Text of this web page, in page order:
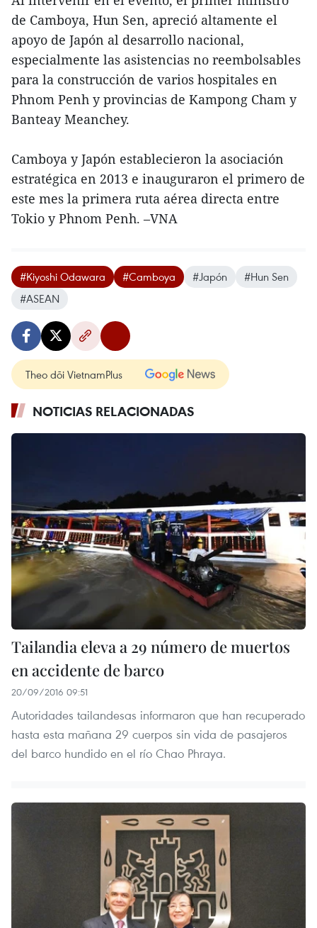
de Camboya, Hun Sen, apreció altamente el
apoyo de Japón al desarrollo nacional,
especialmente las asistencias no reembolsables
para la construcción de varios hospitales en
Phnom Penh y provincias de Kampong Cham y
Banteay Meanchey.
Camboya y Japón establecieron la asociación
estratégica en 2013 e inauguraron el primero de
este mes la primera ruta aérea directa entre
Tokio y Phnom Penh. –VNA
#Kiyoshi Odawara #Camboya #Japón
#Hun Sen
#ASEAN
Theo dõi VietnamPlus
NOTICIAS RELACIONADAS
Tailandia eleva a 29 número de muertos
en accidente de barco
20/09/2016 09:51
Autoridades tailandesas informaron que han recuperado
hasta esta mañana 29 cuerpos sin vida de pasajeros
del barco hundido en el río Chao Phraya.